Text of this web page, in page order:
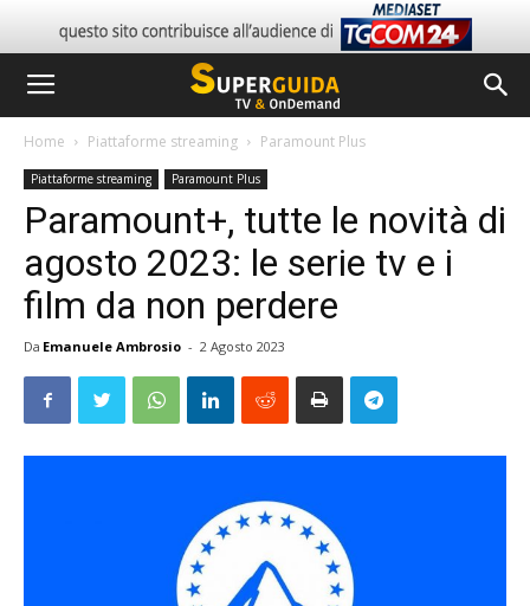
Home Piattaforme streaming Paramount Plus
Piattaforme streaming Paramount Plus
Paramount+, tutte le novità di
agosto 2023: le serie tv e i
film da non perdere
Da Emanuele Ambrosio - 2 Agosto 2023